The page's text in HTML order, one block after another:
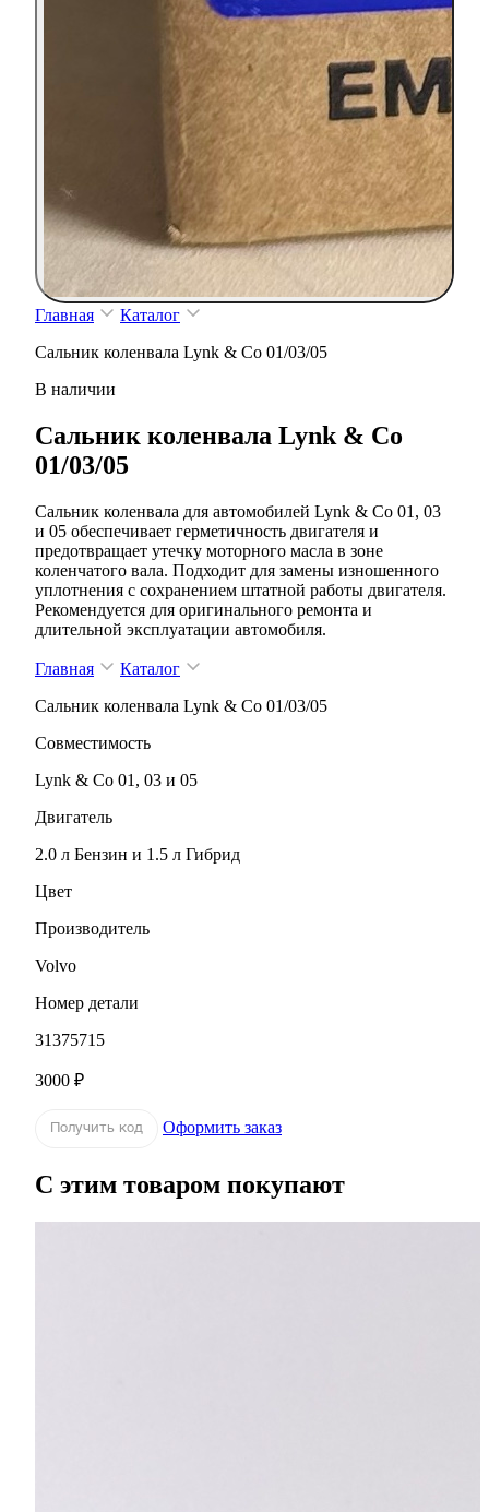
Главная
Каталог
Сальник коленвала Lynk & Co 01/03/05
В наличии
Сальник коленвала Lynk & Co
01/03/05
Сальник коленвала для автомобилей Lynk & Co 01, 03
и 05 обеспечивает герметичность двигателя и
предотвращает утечку моторного масла в зоне
коленчатого вала. Подходит для замены изношенного
уплотнения с сохранением штатной работы двигателя.
Рекомендуется для оригинального ремонта и
длительной эксплуатации автомобиля.
Главная
Каталог
Сальник коленвала Lynk & Co 01/03/05
Совместимость
Lynk & Co 01, 03 и 05
Двигатель
2.0 л Бензин и 1.5 л Гибрид
Цвет
Производитель
Volvo
Номер детали
31375715
3000 ₽
Получить код Оформить заказ
С этим товаром покупают